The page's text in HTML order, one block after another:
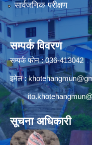
सार्वजनिक परीक्षण
सम्पर्क विवरण
सम्पर्क फोन : 036-413042
इमेल :
सूचना अधिकारी